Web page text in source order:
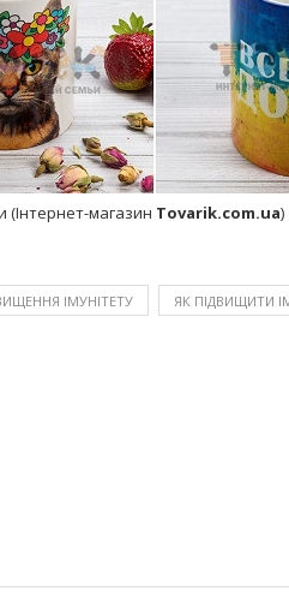
(Інтернет-магазин Tovarik.com.ua)
ІМУНІТЕТУ ЯК ПІДВИЩИТИ